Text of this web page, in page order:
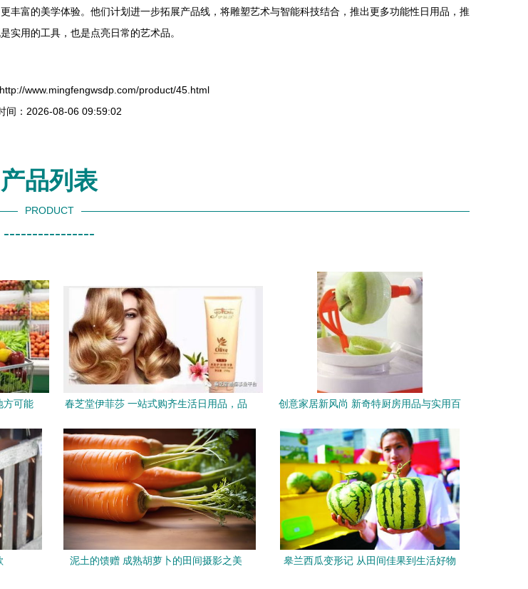
富的美学体验。他们计划进一步拓展产品线，将雕塑艺术与智能科技结合，推出更多功能性日用品，推
实用的工具，也是点亮日常的艺术品。
www.mingfengwsdp.com/product/45.html
间：2026-08-06 09:59:02
产品列表
PRODUCT
----------------
方可能
春芝堂伊菲莎 一站式购齐生活日用品，品
创意家居新风尚 新奇特厨房用品与实用百
验
泥土的馈赠 成熟胡萝卜的田间摄影之美 皋兰西瓜变形记 从田间佳果到生活好物